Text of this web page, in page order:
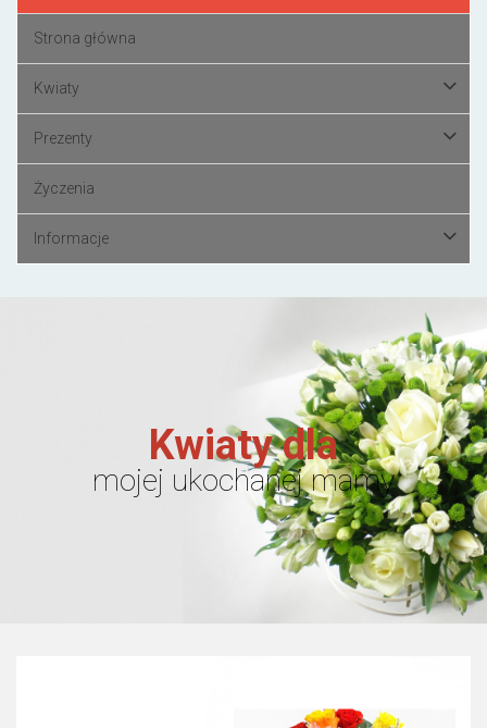
Strona główna
Kwiaty
Prezenty
Życzenia
Informacje
Kwiaty dla
mojej ukochanej mamy